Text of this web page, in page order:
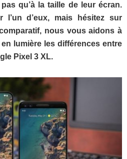
qu’à la taille de leur écran.
l’un d’eux, mais hésitez sur
nous vous aidons à
lumière les différences entre
Pixel 3 XL.